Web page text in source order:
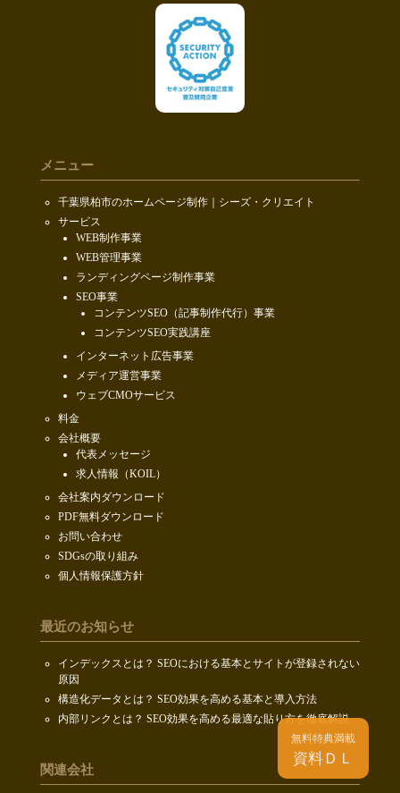
無料特典満載
資料ＤＬ
メニュー
千葉県柏市のホームページ制作｜シーズ・クリエイト
サービス
WEB制作事業
WEB管理事業
ランディングページ制作事業
SEO事業
コンテンツSEO（記事制作代行）事業
コンテンツSEO実践講座
インターネット広告事業
メディア運営事業
ウェブCMOサービス
料金
会社概要
代表メッセージ
求人情報（KOIL）
会社案内ダウンロード
PDF無料ダウンロード
お問い合わせ
SDGsの取り組み
個人情報保護方針
最近のお知らせ
インデックスとは？ SEOにおける基本とサイトが登録されない
原因
構造化データとは？ SEO効果を高める基本と導入方法
内部リンクとは？ SEO効果を高める最適な貼り方を徹底解説
関連会社